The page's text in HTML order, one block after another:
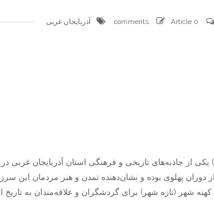
0 comments
Article آذربایجان غربی
یکی از جاذبه‌های تاریخی و فرهنگی استان آذربایجان غربی
دوران پهلوی بوده و نشان‌دهنده تمدن و هنر مردمان این
شهر (تازه شهر) برای گردشگران و علاقه‌مندان به تاریخ